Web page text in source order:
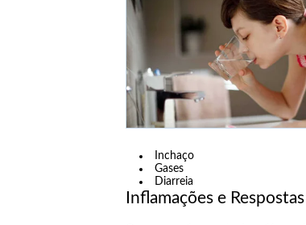
Inchaço
Gases
Diarreia
Inflamações e